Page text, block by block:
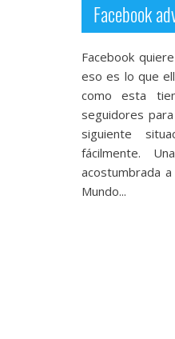
Facebook
Facebook
eso es lo que
como esta
seguidores
siguiente
fácilmente.
acostumbrada
Mundo...